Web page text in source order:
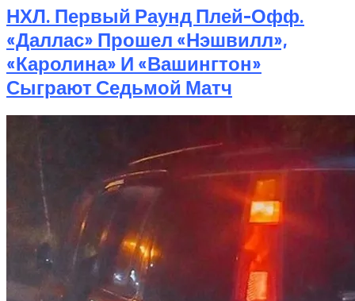
НХЛ. Первый Раунд Плей-Офф.
«Даллас» Прошел «Нэшвилл»,
«Каролина» И «Вашингтон»
Сыграют Седьмой Матч